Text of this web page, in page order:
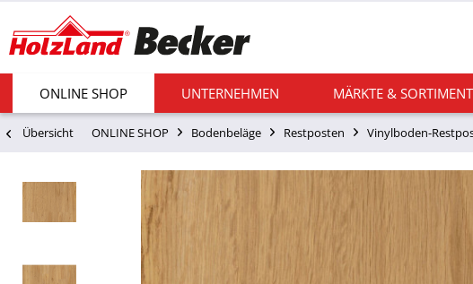
ONLINE SHOP UNTERNEHMEN MÄRKTE & SORTIMENT
Übersicht ONLINE SHOP Bodenbeläge Restposten Vinylboden-